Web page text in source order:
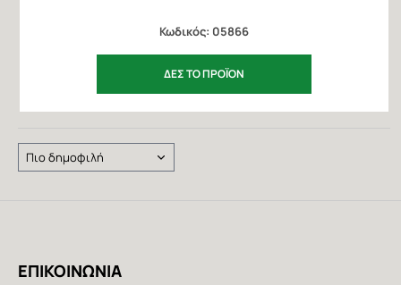
Κωδικός: 05866
ΔΕΣ ΤΟ ΠΡΟΪΟΝ
Προϊοντα
ανά
ΕΠΙΚΟΙΝΩΝΙΑ